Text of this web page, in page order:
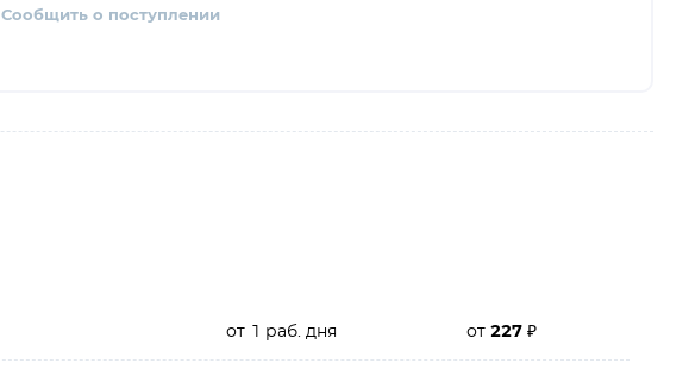
Сообщить о поступлении
от 1 раб. дня от227₽